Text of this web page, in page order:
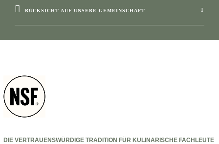
RÜCKSICHT AUF UNSERE GEMEINSCHAFT
DIE VERTRAUENSWÜRDIGE TRADITION FÜR KULINARISCHE FACHLEUTE